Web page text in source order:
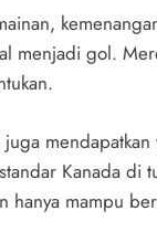
menjadi gol.
juga
Kanada di
hanya mampu